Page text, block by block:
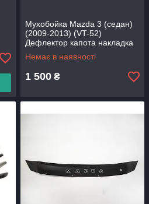
Мухобойка Mazda 3 (седан)
(2009-2013) (VT-52)
Дефлектор капота накладка
Немає в наявності
1 500 ₴